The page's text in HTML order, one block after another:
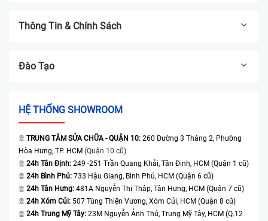
Thông Tin & Chính Sách
Đào Tạo
HỆ THỐNG SHOWROOM
TRUNG TÂM SỬA CHỮA - QUẬN 10: 260 Đường 3 Tháng 2, Phường
Hòa Hưng, TP. HCM (Quận 10 cũ)
24h Tân Định: 249 -251 Trần Quang Khải, Tân Định, HCM (Quận 1 cũ)
24h Bình Phú: 733 Hậu Giang, Bình Phú, HCM (Quận 6 cũ)
24h Tân Hưng: 481A Nguyễn Thị Thập, Tân Hưng, HCM (Quận 7 cũ)
24h Xóm Củi: 507 Tùng Thiện Vương, Xóm Củi, HCM (Quận 8 cũ)
24h Trung Mỹ Tây: 23M Nguyễn Ảnh Thủ, Trung Mỹ Tây, HCM (Q.12